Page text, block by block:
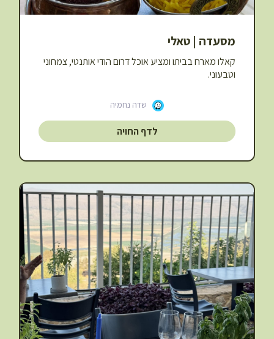
מסעדה | טאלי
קאלו מארח בביתו ומציע אוכל דרום הודי אותנטי, צמחוני
וטבעוני.
שדה נחמיה
לדף החויה